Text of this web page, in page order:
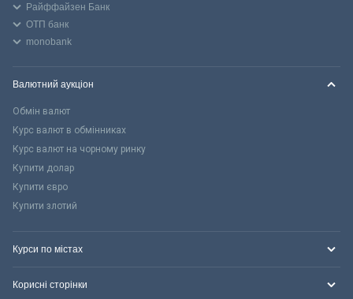
Райффайзен Банк
ОТП банк
monobank
Валютний аукціон
Обмін валют
Курс валют в обмінниках
Курс валют на чорному ринку
Купити долар
Купити євро
Купити злотий
Курси по містах
Корисні сторінки